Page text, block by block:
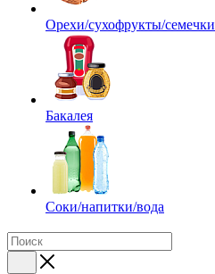
Орехи/сухофрукты/семечки
Бакалея
Соки/напитки/вода